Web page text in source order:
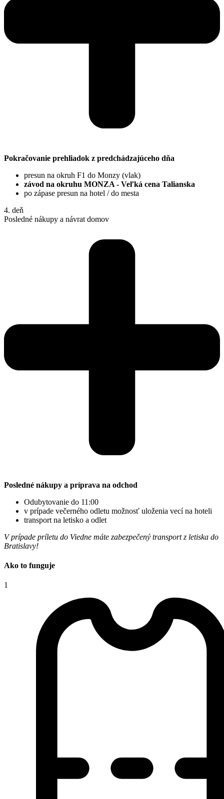
Pokračovanie prehliadok z predchádzajúceho dňa
presun na okruh F1 do Monzy (vlak)
závod na okruhu MONZA - Veľká cena Talianska
po zápase presun na hotel / do mesta
4. deň
Posledné nákupy a návrat domov
Posledné nákupy a príprava na odchod
Odubytovanie do 11:00
v prípade večerného odletu možnosť uloženia vecí na hoteli
transport na letisko a odlet
V prípade príletu do Viedne máte zabezpečený transport z letiska do
Bratislavy!
Ako to funguje
1